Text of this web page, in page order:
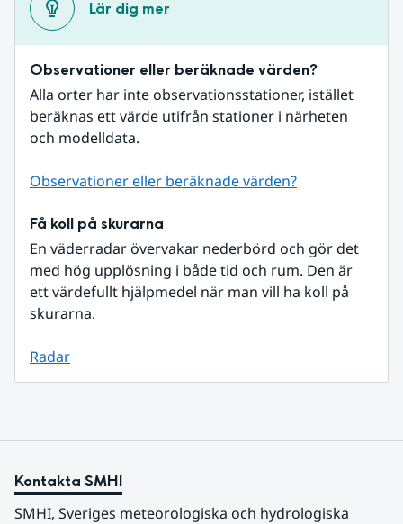
Lär dig mer
Observationer eller beräknade värden?
Alla orter har inte observationsstationer, istället
beräknas ett värde utifrån stationer i närheten
och modelldata.
Observationer eller beräknade värden?
Få koll på skurarna
En väderradar övervakar nederbörd och gör det
med hög upplösning i både tid och rum. Den är
ett värdefullt hjälpmedel när man vill ha koll på
skurarna.
Radar
Kontakta SMHI
SMHI, Sveriges meteorologiska och hydrologiska